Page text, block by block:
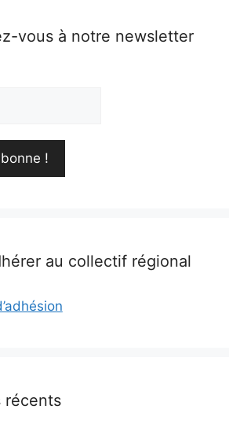
vous à notre newsletter
au collectif régional
récents